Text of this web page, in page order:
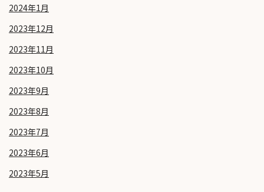
2024年1月
2023年12月
2023年11月
2023年10月
2023年9月
2023年8月
2023年7月
2023年6月
2023年5月